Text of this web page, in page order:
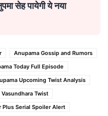
सेह पायेगी ये नया
Anupama Gossip and Rumors
Today Full Episode
Upcoming Twist Analysis
Vasundhara Twist
Plus Serial Spoiler Alert